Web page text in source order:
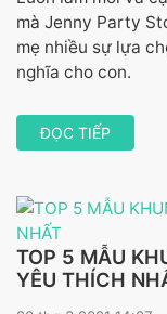
mà Jenny Party
mẹ nhiều sự lựa
nghĩa cho con.
ĐỌC TIẾP
TOP 5 MẪU
YÊU THÍCH